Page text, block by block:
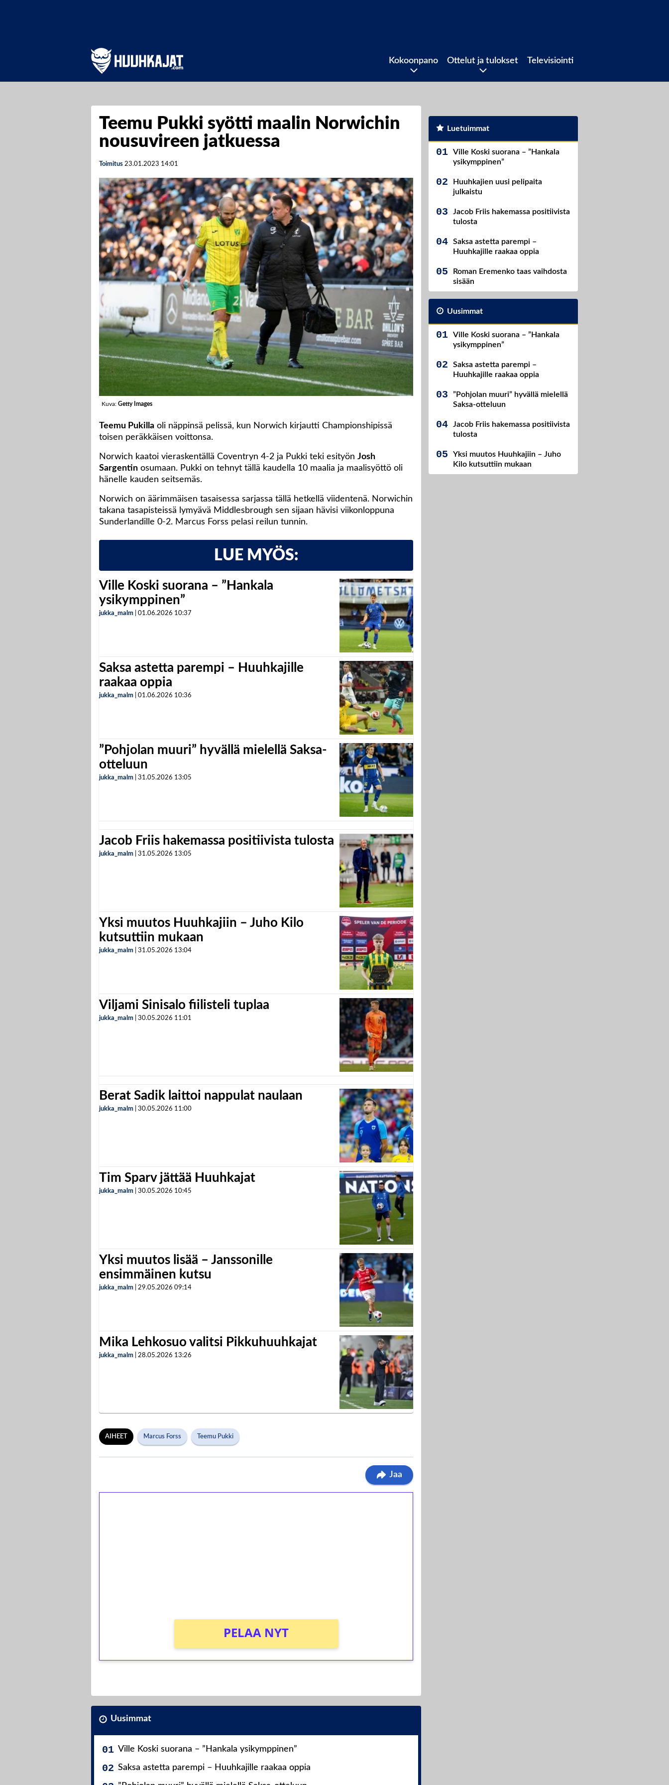
Kokoonpano Ottelut ja tulokset Televisiointi
Teemu Pukki syötti maalin Norwichin
nousuvireen jatkuessa
Toimitus 23.01.2023 14:01
Kuva: Getty Images
Teemu Pukilla oli näppinsä pelissä, kun Norwich kirjautti Championshipissä
toisen peräkkäisen voittonsa.
Norwich kaatoi vieraskentällä Coventryn 4-2 ja Pukki teki esityön Josh
Sargentin osumaan. Pukki on tehnyt tällä kaudella 10 maalia ja maalisyöttö oli
hänelle kauden seitsemäs.
Norwich on äärimmäisen tasaisessa sarjassa tällä hetkellä viidentenä. Norwichin
takana tasapisteissä lymyävä Middlesbrough sen sijaan hävisi viikonloppuna
Sunderlandille 0-2. Marcus Forss pelasi reilun tunnin.
LUE MYÖS:
Ville Koski suorana – ”Hankala
ysikymppinen”
jukka_malm 01.06.2026 10:37
Saksa astetta parempi – Huuhkajille
raakaa oppia
jukka_malm 01.06.2026 10:36
”Pohjolan muuri” hyvällä mielellä Saksa-
otteluun
jukka_malm 31.05.2026 13:05
Jacob Friis hakemassa positiivista tulosta
jukka_malm 31.05.2026 13:05
Yksi muutos Huuhkajiin – Juho Kilo
kutsuttiin mukaan
jukka_malm 31.05.2026 13:04
Viljami Sinisalo fiilisteli tuplaa
jukka_malm 30.05.2026 11:01
Berat Sadik laittoi nappulat naulaan
jukka_malm 30.05.2026 11:00
Tim Sparv jättää Huuhkajat
jukka_malm 30.05.2026 10:45
Yksi muutos lisää – Janssonille
ensimmäinen kutsu
jukka_malm 29.05.2026 09:14
Mika Lehkosuo valitsi Pikkuhuuhkajat
jukka_malm 28.05.2026 13:26
AIHEET Marcus Forss Teemu Pukki
Jaa
PELAA NYT
Uusimmat
Ville Koski suorana – ”Hankala ysikymppinen”
Saksa astetta parempi – Huuhkajille raakaa oppia
Luetuimmat
Ville Koski suorana – ”Hankala
ysikymppinen”
Huuhkajien uusi pelipaita
julkaistu
Jacob Friis hakemassa positiivista
tulosta
Saksa astetta parempi –
Huuhkajille raakaa oppia
Roman Eremenko taas vaihdosta
sisään
Uusimmat
Ville Koski suorana – ”Hankala
ysikymppinen”
Saksa astetta parempi –
Huuhkajille raakaa oppia
”Pohjolan muuri” hyvällä mielellä
Saksa-otteluun
Jacob Friis hakemassa positiivista
tulosta
Yksi muutos Huuhkajiin – Juho
Kilo kutsuttiin mukaan